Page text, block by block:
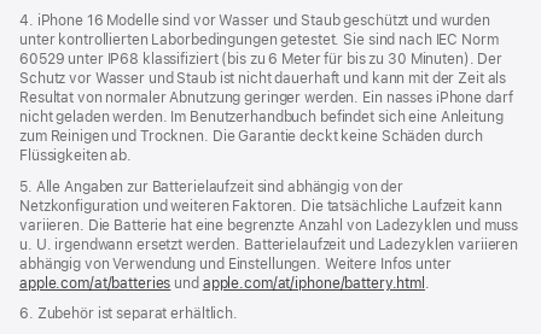
4. iPhone 16 Modelle sind vor Wasser und Staub geschützt und wurden
unter kontrollierten Laborbedingungen getestet. Sie sind nach IEC Norm
60529 unter IP68 klassifiziert (bis zu 6 Meter für bis zu 30 Minuten). Der
Schutz vor Wasser und Staub ist nicht dauerhaft und kann mit der Zeit als
Resultat von normaler Abnutzung geringer werden. Ein nasses iPhone darf
nicht geladen werden. Im Benutzerhandbuch befindet sich eine Anleitung
zum Reinigen und Trocknen. Die Garantie deckt keine Schäden durch
Flüssigkeiten ab.
5. Alle Angaben zur Batterielaufzeit sind abhängig von der
Netzkonfiguration und weiteren Faktoren. Die tatsächliche Laufzeit kann
variieren. Die Batterie hat eine begrenzte Anzahl von Lade­zyklen und muss
u. U. irgend­wann ersetzt werden. Batterielaufzeit und Ladezyklen variieren
abhängig von Verwendung und Einstellungen. Weitere Infos unter
apple.com/at/batteries und apple.com/at/iphone/battery.html
6. Zubehör ist separat erhältlich.